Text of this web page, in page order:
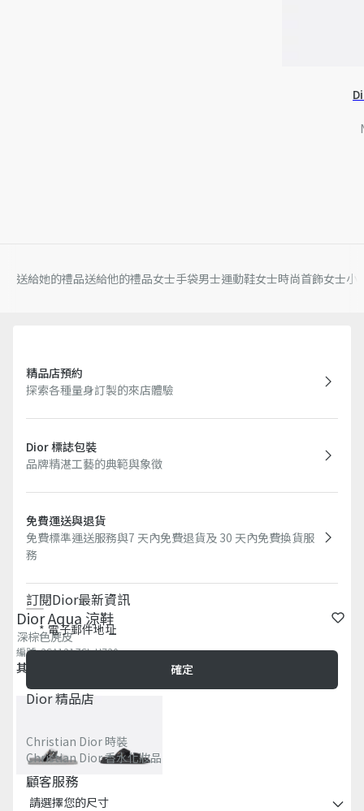
Dior Aqua 涼鞋
深棕色麂皮
編號:3SA121ZSI_H730
其他顏色
請選擇您的尺寸
送給她的禮品送給他的禮品女士手袋男士運動鞋女士時尚首飾女士小
精品店預約
探索各種量身訂製的來店體驗
Dior 標誌包裝
品牌精湛工藝的典範與象徵
免費運送與退貨
免費標準運送服務與7 天內免費退貨及 30 天內免費換貨服
務​
訂閱Dior最新資訊​
電子郵件地址
確定
Dior 精品店
Christian Dior 時裝
Christian Dior 香水化妝品
顧客服務